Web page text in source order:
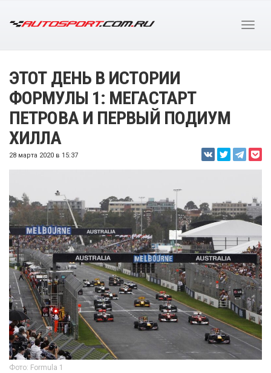
ЭТОТ ДЕНЬ В ИСТОРИИ
ФОРМУЛЫ 1: МЕГАСТАРТ
ПЕТРОВА И ПЕРВЫЙ ПОДИУМ
ХИЛЛА
28 марта 2020 в 15:37
Фото: Formula 1